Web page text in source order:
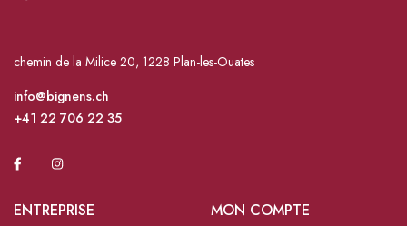
chemin de la Milice 20, 1228 Plan-les-Ouates
info@bignens.ch
+41 22 706 22 35
ENTREPRISE MON COMPTE